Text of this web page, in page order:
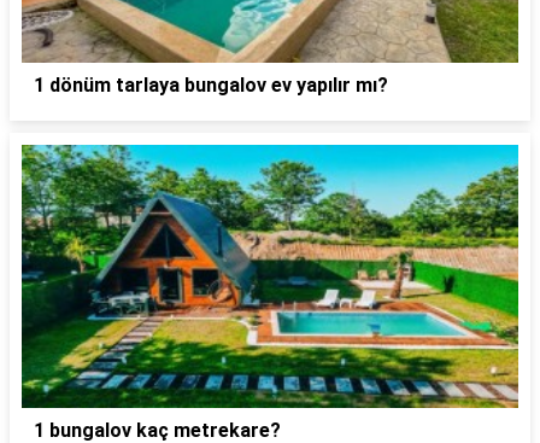
1 dönüm tarlaya bungalov ev yapılır mı?
1 bungalov kaç metrekare?